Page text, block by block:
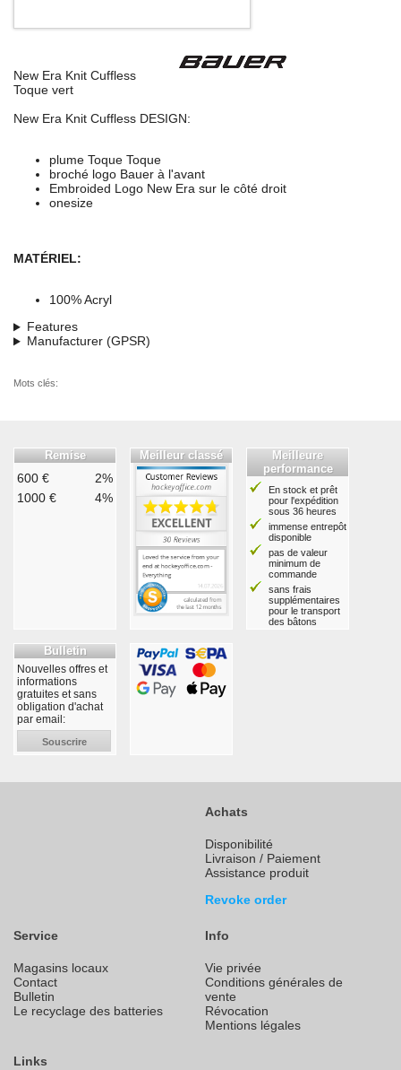
New Era Knit Cuffless
Toque vert
New Era Knit Cuffless DESIGN:
plume Toque Toque
broché logo Bauer à l'avant
Embroided Logo New Era sur le côté droit
onesize
MATÉRIEL:
100% Acryl
Features
Manufacturer (GPSR)
Mots clés:
Remise
600 €
2%
1000 €
4%
Meilleur classé
Meilleure
performance
En stock et prêt
pour l'expédition
sous 36 heures
immense entrepôt
disponible
pas de valeur
minimum de
commande
sans frais
supplémentaires
pour le transport
des bâtons
Bulletin
Nouvelles offres et
informations
gratuites et sans
obligation d'achat
par email:
Souscrire
Achats
Disponibilité
Livraison / Paiement
Assistance produit
Revoke order
Service
Magasins locaux
Contact
Bulletin
Le recyclage des batteries
Info
Vie privée
Conditions générales de
vente
Révocation
Mentions légales
Links